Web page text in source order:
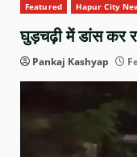
Featured Hapur City
घुड़चढ़ी में डांस कर
Pankaj Kashyap